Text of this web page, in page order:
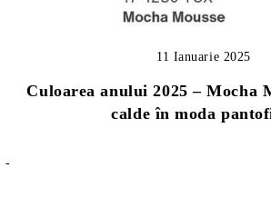
Culoarea anului 2025 – Mocha
calde în moda
11 Ianuarie 2025
-